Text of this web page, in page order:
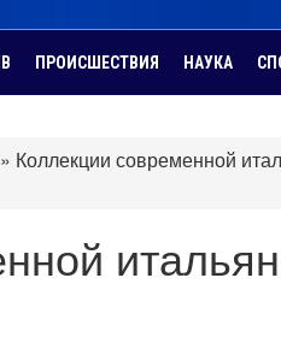
ПРОИСШЕСТВИЯ НАУКА
» Коллекции современной